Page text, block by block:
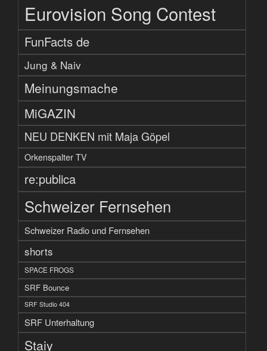
Eurovision Song Contest
FunFacts de
Jung & Naiv
Meinungsmache
MiGAZIN
NEU DENKEN mit Maja Göpel
Orkenspalter TV
re:publica
Schweizer Fernsehen
Schweizer Radio und Fernsehen
shorts
SPACE FROGS
SRF Bounce
SRF Studio 404
SRF Unterhaltung
Staiy